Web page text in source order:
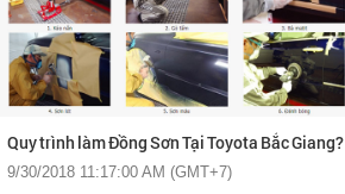
Quy trình làm Đồng Sơn Tại Toyota Bắc Giang?
9/30/2018 11:17:00 AM (GMT+7)